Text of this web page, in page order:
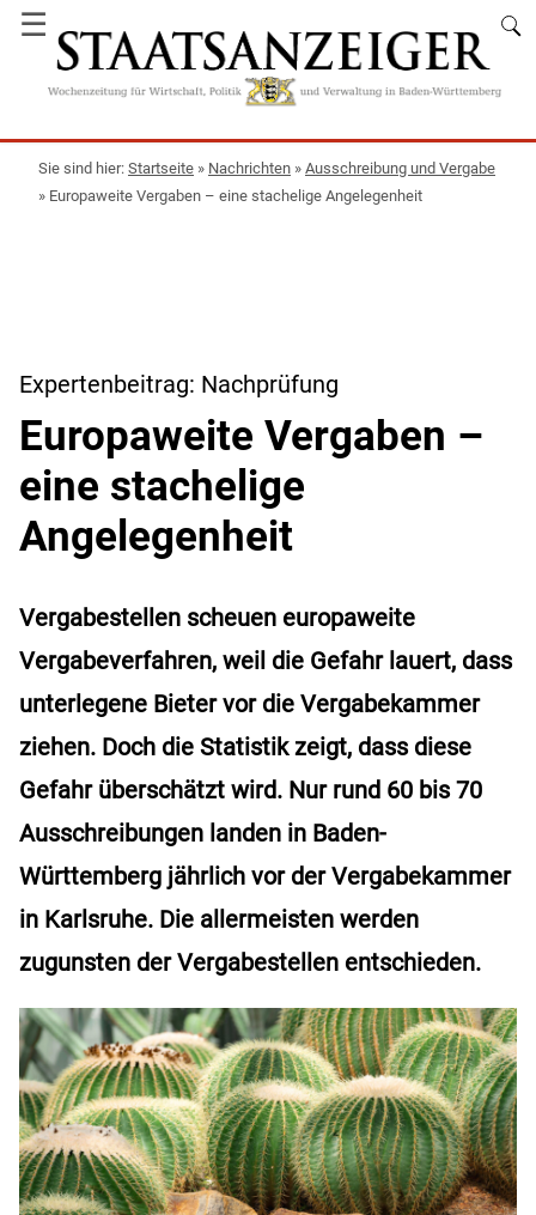
☰
Startseite » Nachrichten » Ausschreibung und Vergabe
» Europaweite Vergaben – eine stachelige Angelegenheit
Expertenbeitrag: Nachprüfung
Europaweite Vergaben –
eine stachelige
Angelegenheit
Vergabestellen scheuen europaweite
Vergabeverfahren, weil die Gefahr lauert, dass
unterlegene Bieter vor die Vergabekammer
ziehen. Doch die Statistik zeigt, dass diese
Gefahr überschätzt wird. Nur rund 60 bis 70
Ausschreibungen landen in Baden-
Württemberg jährlich vor der Vergabekammer
in Karlsruhe. Die allermeisten werden
zugunsten der Vergabestellen entschieden.